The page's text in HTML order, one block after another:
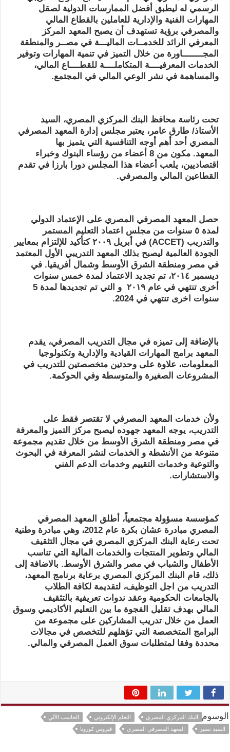
الرسمي له ليطبق أفضل الممارسات الدولية لصقل
المهارات الفنية والإدارية للعاملين بالقطاع المالي
والمصرفي بر ؤيةتستهدف أن يصبح المعهد المركز
المعرفي الرائد للخدمــات الماليـــة في مصــر والمنطقة
المجــــــــاورة من خلال التميز في تنمية المهارات وتوفير
الخدمات المعرفيــــة المتكاملــــة للقطــــاع المالي،
والمساهمة في نشر الوعي المالي في المجتمع.
تحت رئاسة محافظ البنك المركزي المصري، السيد
الأستاذ/ طارق عامر، يعتبر مجلس إدارة المعهد المصرفي
المصري أحد أهم أوجه التنافسية التي يتميز بها
المعهد.
مكون من 8 أعضاء من رؤساء البنوك وخبراء
اقتصاديين، يلعب أعضاء هذا المجلس دورا بارزا في تقدم
القطاعين المالي والمصرفي.
حصل المعهد المصرفي المصري على الإعتماد الدولي
لمدة ٥ سنوات من مجلس اعتماد التعليم المستمر
والتدريب (ACCET
) في أبريل ٢٠٠٩ كتأكيد للإلتزام بمعايير
الجودة العالمية ليصبح بذلك المعهد التدريبي الأول المعتمد
في مصر ومنطقة الشرق الأوسط وشمال أفريقيا. في
ديسمبر ٢٠١٤، تم
تجديد الاعتماد لمدة خمس سنوات
أخرى تنتهي في عام ٢٠١٩
و التي تم تجديدها لمدة 5
سنوات اخرى تنتهي في 2024.
بالإضافة إلى تميزه في مجال التدريب المصرفي، يقدم
المعهد برامج المهارات القيادية والإدارية وتكنولوجيا
المعلومات، علاوة على وحدتين متخصصتين للتدريب في
المشروعات الصغيرة والمتوسطة وفي الحوكمة.
ولأن خدمات المعهد المصرفي لا تقتصر فقط على
التدريب، يوجه المعهد جهوده ليصبح مركز التميز والمعرفة
في مصر ومنطقة الشرق الأوسط من خلال تقديم مجموعة
متنوعة من الأنشطة و الخدمات لنشر المعرفة في البحوث
والتوعية وخدمات التقييم وخدمات الدعم الفني
والاستشارات.
كمؤسسة مسؤولة مجتمعياً، أطلق المعهد المصرفي
المصري مبادرة عشان بكرة عام 2012، وهي مبادرة وطنية
تحت رعاية البنك المركزي المصري في مجال التثقيف
المالي وتطوير المنتجات والخدمات المالية التي تناسب
الأطفال والشباب في مصر والشرق الأوسط.بالاضافة
إلى
ذلك، قام البنك المركزي المصري برعاية برنامج المعهد،
التدريب من اجل التوظيف، لتقديمة لكافة الطلاب
بالجامعات الحكومية وعقد ندوات تعريفية بالتثقيف
المالي بهدف تقليل الفجوة ما بين التعليم الأكاديمي وسوق
العمل من خلال تدريب المشاركين على مجموعة من
البرامج المتخصصة التي تؤهلهم للتخصص في مجالات
محددة وفقا لمتطلبات سوق العمل المصرفي والمالي.
الوسوم البنك المركزي المصري التعلم الإلكتروني
الحاسب الآلي
السيد نصير
المعهد المصرفي المصري فيروس كورونا